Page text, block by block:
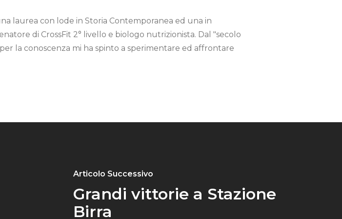
laurea con lode in Storia Contemporanea ed una in
di CrossFit 2° livello e biologo nutrizionista. Dal "secolo
la conoscenza mi ha spinto a sperimentare ed affrontare
Articolo Successivo
Grandi vittorie a Stazione
Birra